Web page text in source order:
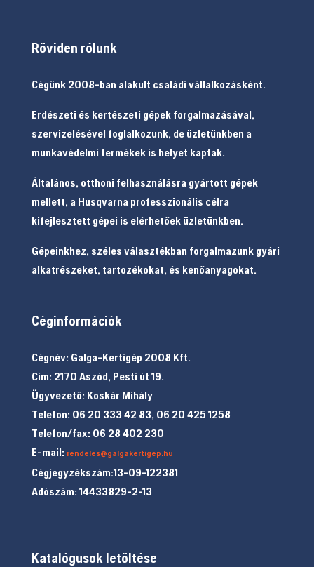
Röviden rólunk
Cégünk 2008-ban alakult családi vállalkozásként.
Erdészeti és kertészeti gépek forgalmazásával,
szervizelésével foglalkozunk, de üzletünkben a
munkavédelmi termékek is helyet kaptak.
Általános, otthoni felhasználásra gyártott gépek
mellett, a Husqvarna professzionális célra
kifejlesztett gépei is elérhetőek üzletünkben.
Gépeinkhez, széles választékban forgalmazunk gyári
alkatrészeket, tartozékokat, és kenőanyagokat.
Céginformációk
Cégnév: Galga-Kertigép 2008 Kft.
Cím: 2170 Aszód, Pesti út 19.
Ügyvezető: Koskár Mihály
Telefon: 06 20 333 42 83, 06 20 425 1258
Telefon/fax: 06 28 402 230
E-mail: rendeles@galgakertigep.hu
Cégjegyzékszám:13-09-122381
Adószám: 14433829-2-13
Katalógusok letöltése